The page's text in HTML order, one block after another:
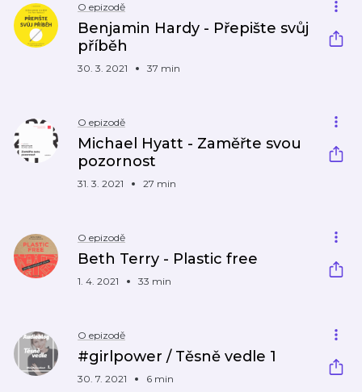
O epizodě
Benjamin Hardy - Přepište svůj
příběh
30. 3. 2021 37 min
O epizodě
Michael Hyatt - Zaměřte svou
pozornost
31. 3. 2021 27 min
O epizodě
Beth Terry - Plastic free
1. 4. 2021 33 min
O epizodě
#girlpower / Těsně vedle 1
30. 7. 2021 6 min